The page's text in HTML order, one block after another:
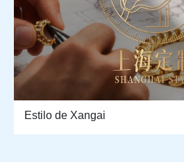
Estilo de Xangai